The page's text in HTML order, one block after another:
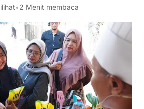
•2 Menit membaca